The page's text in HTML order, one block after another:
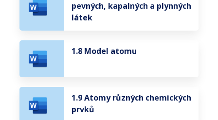
pevných, kapalných a plynných
látek
1.8 Model atomu
1.9 Atomy různých chemických
prvků